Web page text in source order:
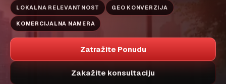
LOKALNA RELEVANTNOST GEO KONVERZIJA
KOMERCIJALNA NAMERA
Zatražite Ponudu
Zakažite konsultaciju